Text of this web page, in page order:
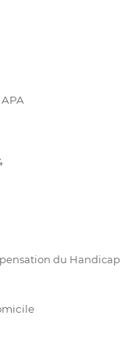
du Handicap